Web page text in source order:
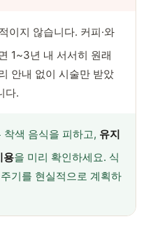
이지 않습니다. 커피·와
1~3년 내 서서히 원래
안내 없이 시술만 받았
다.
색 음식을 피하고, 유지
용을 미리 확인하세요. 식
기를 현실적으로 계획하